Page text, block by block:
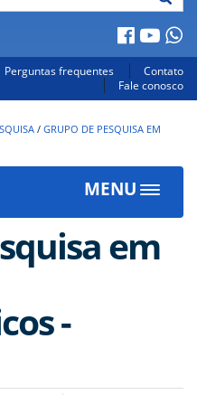
Perguntas frequentes
Contato
Fale conosco
/ GRUPO DE PESQUISA EM
MENU
Toggle
em
-